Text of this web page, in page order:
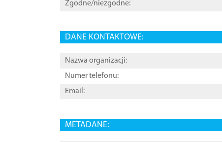
Zgodne/niezgodne:
DANE KONTAKTOWE:
Nazwa organizacji:
Numer telefonu:
Email:
METADANE: